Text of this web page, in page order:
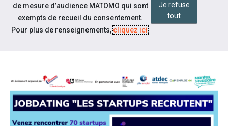
Actualités
JOBDATING - LES STARTUPS
de mesure d’audience MATOMO qui sont
exempts de recueil du consentement.
Pour plus de renseignements,cliquez ici.
Je refuse
tout